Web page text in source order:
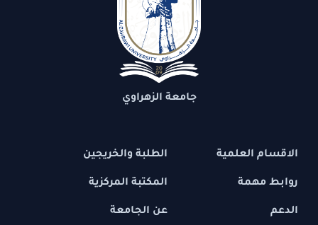
جامعة الزهراوي
الاقسام العلمية
روابط مهمة
الدعم
الطلبة والخريجين
المكتبة المركزية
عن الجامعة